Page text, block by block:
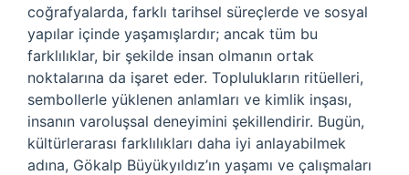
coğrafyalarda, farklı tarihsel süreçlerde ve sosyal
yapılar içinde yaşamışlardır; ancak tüm bu
farklılıklar, bir şekilde insan olmanın ortak
noktalarına da işaret eder. Toplulukların ritüelleri,
sembollerle yüklenen anlamları ve kimlik inşası,
insanın varoluşsal deneyimini şekillendirir. Bugün,
kültürlerarası farklılıkları daha iyi anlayabilmek
adına, Gökalp Büyükyıldız’ın yaşamı ve çalışmaları